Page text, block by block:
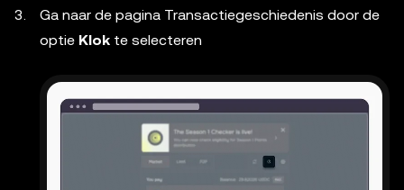
Ga naar de pagina Transactiegeschiedenis door de
optie Klok te selecteren